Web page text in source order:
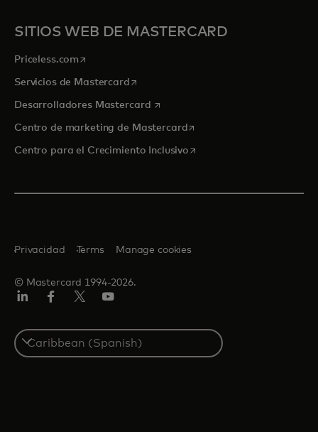
SITIOS WEB DE MASTERCARD
Priceless.com se abre en una pestaña nueva
Servicios de Mastercardse abre en una pestaña nueva
Desarrolladores Mastercard se abre en una pestaña nueva
Centro de marketing de Mastercardse abre en una pestaña
Centro para el Crecimiento Inclusivose abre en una pestaña
© Mastercard 1994-2026.
Privacidad Terms Manage cookies
Select
a
country